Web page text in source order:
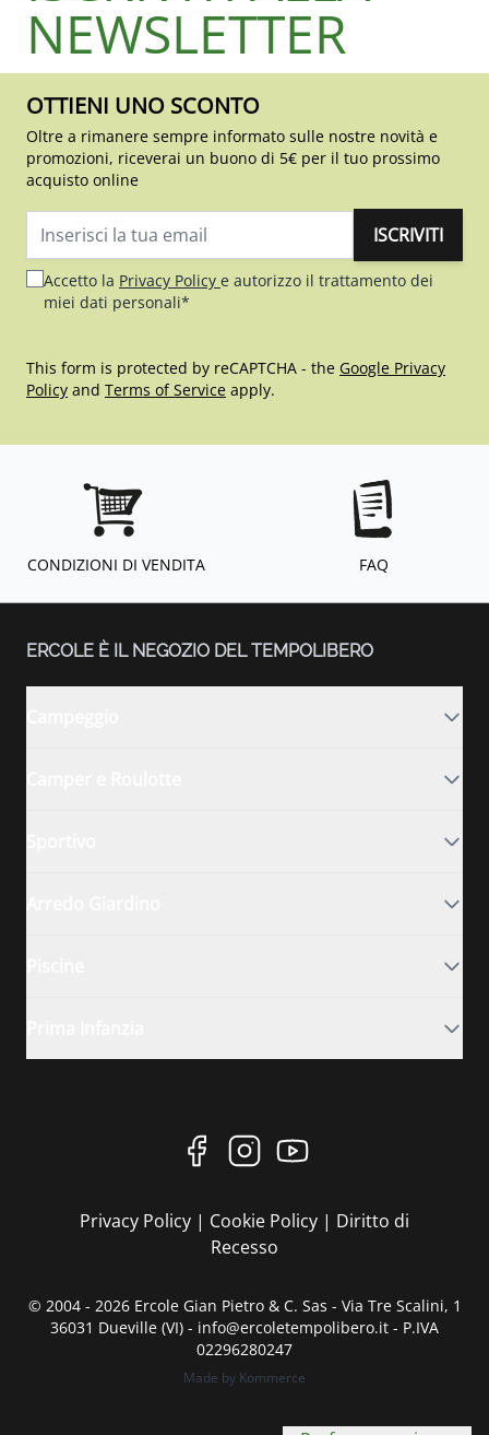
NEWSLETTER
OTTIENI UNO SCONTO
Oltre a rimanere sempre informato sulle nostre novità e
promozioni, riceverai un buono di 5€ per il tuo prossimo
acquisto online
ISCRIVITI
Accetto la Privacy Policy e autorizzo il trattamento dei
miei dati personali*
This form is protected by reCAPTCHA - the Google Privacy
Policy and Terms of Service apply.
CONDIZIONI DI VENDITA FAQ
ERCOLE È IL NEGOZIO DEL TEMPOLIBERO
Privacy Policy | Cookie Policy | Diritto di
Recesso
© 2004 - 2026 Ercole Gian Pietro & C. Sas - Via Tre Scalini, 1
36031 Dueville (VI) - info@ercoletempolibero.it - P.IVA
02296280247
Made by Kommerce